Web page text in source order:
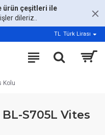
ürün çeşitleri ile
dileriz..
TL Türk Lirası
Kolu
S705L Vites